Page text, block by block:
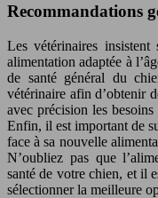
Recommandations
Les vétérinaires
alimentation adaptée à
de santé général du
vétérinaire afin d’obtenir
avec précision les
Enfin, il est important de
face à sa nouvelle
N’oubliez pas que
santé de votre chien, et il
sélectionner la meilleure